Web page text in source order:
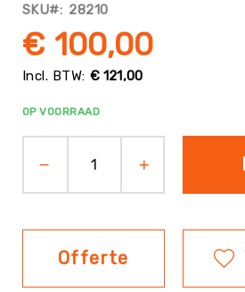
/
Pool
Cornhole
Cricket
Curling
Dans
&
Muziek
Evenementen
Fitness
SKU 28210
€ 121,00
€ 100,00
OP VOORRAAD
Offerte